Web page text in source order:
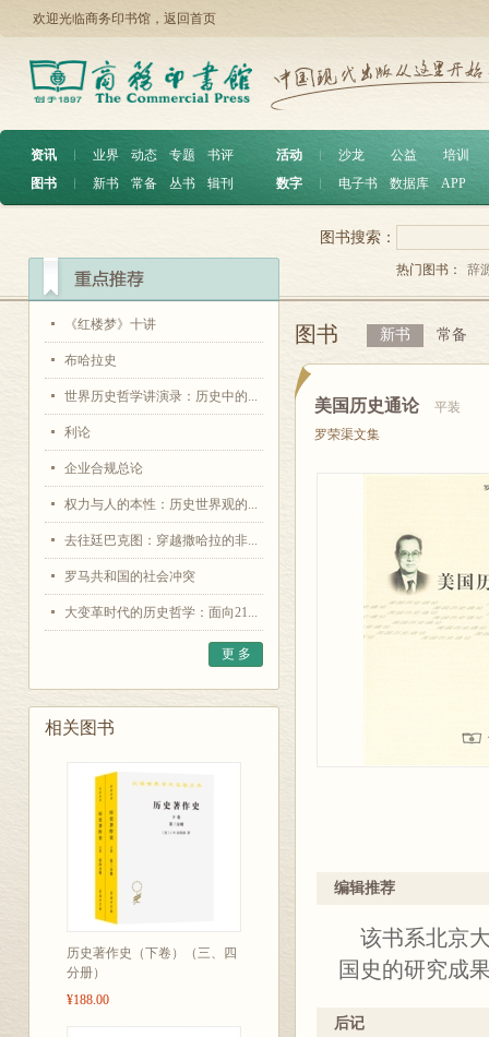
欢迎光临商务印书馆， 返回首页
资讯 ︱ 业界 动态 专题
书评
图书
︱ 新书 常备 丛书 辑刊
活动 沙龙 公益
培训
数字
电子书 数据库 APP
《红楼梦》十讲
布哈拉史
世界历史哲学讲演录：历史中的...
利论
企业合规总论
权力与人的本性：历史世界观的...
去往廷巴克图：穿越撒哈拉的非...
罗马共和国的社会冲突
大变革时代的历史哲学：面向21...
更 多
相关图书
历史著作史（下卷）（三、四
分册）
¥188.00
图书搜索：
热门图书： 辞
图书 新书 常备
美国历史通论
平装
罗荣渠文集
编辑推荐
该书系北京
国史的研究成
后记